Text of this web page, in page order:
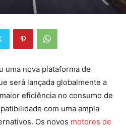
uma nova plataforma de
será lançada globalmente a
eficiência no consumo de
com uma ampla
Os novos motores de